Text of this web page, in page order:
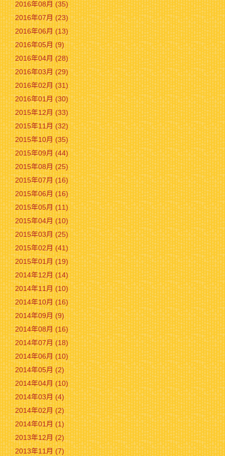
2016年08月 (35)
2016年07月 (23)
2016年06月 (13)
2016年05月 (9)
2016年04月 (28)
2016年03月 (29)
2016年02月 (31)
2016年01月 (30)
2015年12月 (33)
2015年11月 (32)
2015年10月 (35)
2015年09月 (44)
2015年08月 (25)
2015年07月 (16)
2015年06月 (16)
2015年05月 (11)
2015年04月 (10)
2015年03月 (25)
2015年02月 (41)
2015年01月 (19)
2014年12月 (14)
2014年11月 (10)
2014年10月 (16)
2014年09月 (9)
2014年08月 (16)
2014年07月 (18)
2014年06月 (10)
2014年05月 (2)
2014年04月 (10)
2014年03月 (4)
2014年02月 (2)
2014年01月 (1)
2013年12月 (2)
2013年11月 (7)